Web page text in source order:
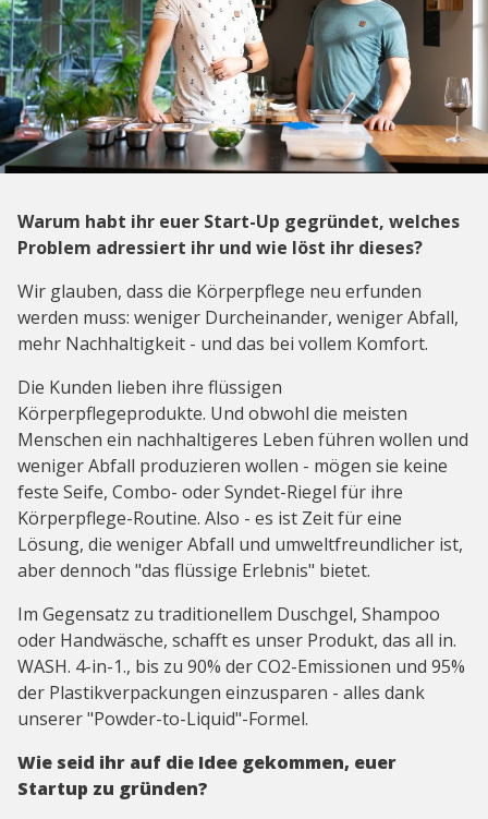
Warum habt ihr euer Start-Up gegründet, welches
Problem adressiert ihr und wie löst ihr dieses?
Wir glauben, dass die Körperpflege neu erfunden
werden muss: weniger Durcheinander, weniger Abfall,
mehr Nachhaltigkeit - und das bei vollem Komfort.
Die Kunden lieben ihre flüssigen
Körperpflegeprodukte. Und obwohl die meisten
Menschen ein nachhaltigeres Leben führen wollen und
weniger Abfall produzieren wollen - mögen sie keine
feste Seife, Combo- oder Syndet-Riegel für ihre
Körperpflege-Routine. Also - es ist Zeit für eine
Lösung, die weniger Abfall und umweltfreundlicher ist,
aber dennoch "das flüssige Erlebnis" bietet.
Im Gegensatz zu traditionellem Duschgel, Shampoo
oder Handwäsche, schafft es unser Produkt, das all in.
WASH. 4-in-1., bis zu 90% der CO2-Emissionen und 95%
der Plastikverpackungen einzusparen - alles dank
unserer "Powder-to-Liquid"-Formel.
Wie seid ihr auf die Idee gekommen, euer
Startup zu gründen?